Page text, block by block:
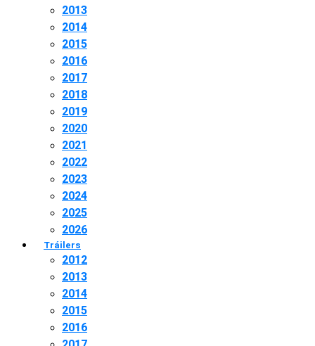
2013
2014
2015
2016
2017
2018
2019
2020
2021
2022
2023
2024
2025
2026
Tráilers
2012
2013
2014
2015
2016